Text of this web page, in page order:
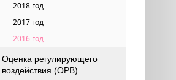
2018 год
2017 год
2016 год
Оценка регулирующего
воздействия (ОРВ)